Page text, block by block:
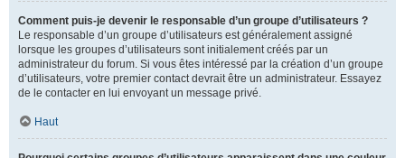
Comment puis-je devenir le responsable d’un groupe d’utilisateurs ?
Le responsable d’un groupe d’utilisateurs est généralement assigné
lorsque les groupes d’utilisateurs sont initialement créés par un
administrateur du forum. Si vous êtes intéressé par la création d’un groupe
d’utilisateurs, votre premier contact devrait être un administrateur. Essayez
de le contacter en lui envoyant un message privé.
Haut